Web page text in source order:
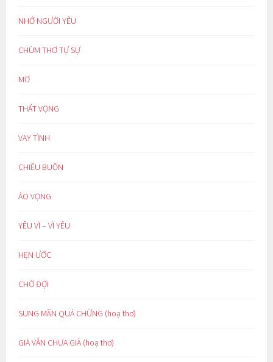
NHỚ NGƯỜI YÊU
CHÙM THƠ TỰ SỰ
MƠ
THẤT VỌNG
VAY TÌNH
CHIỀU BUỒN
ẢO VỌNG
YÊU VÌ – VÌ YÊU
HẸN ƯỚC
CHỜ ĐỢI
SUNG MÃN QUÁ CHỪNG (hoạ thơ)
GIÀ VẪN CHƯA GIÀ (hoạ thơ)